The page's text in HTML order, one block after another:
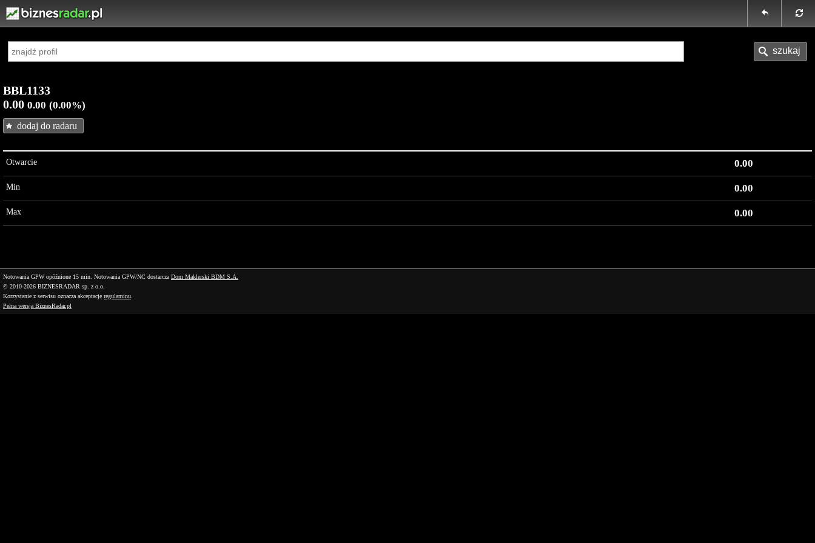
BBL1133
0.00 0.00 (0.00%)
dodaj do radaru
Otwarcie 0.00
Min 0.00
Max 0.00
Notowania GPW opóźnione 15 min. Notowania GPW/NC dostarcza Dom Maklerski BDM S.A.
© 2010-2026 BIZNESRADAR sp. z o.o.
Korzystanie z serwisu oznacza akceptację regulaminu
Pełna wersja BiznesRadar.pl